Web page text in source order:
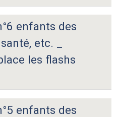
enfants des
etc. _
les flashs
enfants des